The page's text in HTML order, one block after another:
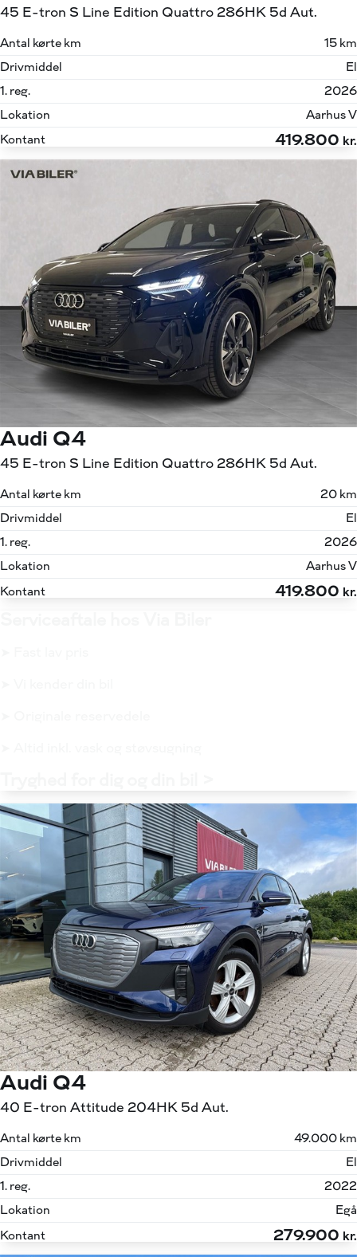
45 E-tron S Line Edition Quattro 286HK 5d Aut.
Antal kørte km
15 km
Drivmiddel
El
1. reg.
2026
Lokation
Aarhus V
Kontant
419.800 kr.
Audi Q4
45 E-tron S Line Edition Quattro 286HK 5d Aut.
Antal kørte km
20 km
Drivmiddel
El
1. reg.
2026
Lokation
Aarhus V
Kontant
419.800 kr.
Audi Q4
40 E-tron Attitude 204HK 5d Aut.
Antal kørte km
49.000 km
Drivmiddel
El
1. reg.
2022
Lokation
Egå
Kontant
279.900 kr.